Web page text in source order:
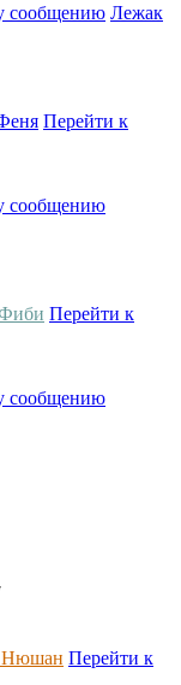
сообщению Лежак
Перейти к
сообщению
Перейти к
сообщению
Перейти к